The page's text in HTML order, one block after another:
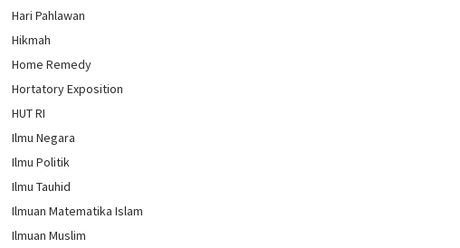
Hari Pahlawan
Hikmah
Home Remedy
Hortatory Exposition
HUT RI
Ilmu Negara
Ilmu Politik
Ilmu Tauhid
Ilmuan Matematika Islam
Ilmuan Muslim